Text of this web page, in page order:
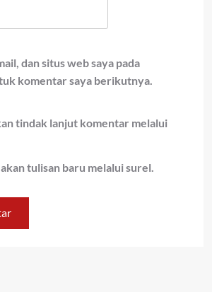
dan situs web saya pada
komentar saya berikutnya.
tindak lanjut komentar melalui
tulisan baru melalui surel.